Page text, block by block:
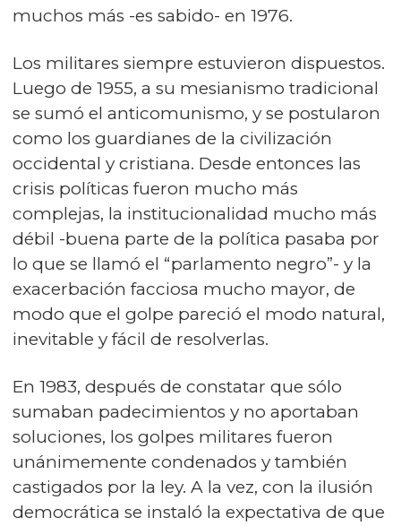
muchos más -es sabido- en 1976.
Los militares siempre estuvieron dispuestos.
Luego de 1955, a su mesianismo tradicional
se sumó el anticomunismo, y se postularon
como los guardianes de la civilización
occidental y cristiana. Desde entonces las
crisis políticas fueron mucho más
complejas, la institucionalidad mucho más
débil -buena parte de la política pasaba por
lo que se llamó el “parlamento negro”- y la
exacerbación facciosa mucho mayor, de
modo que el golpe pareció el modo natural,
inevitable y fácil de resolverlas.
En 1983, después de constatar que sólo
sumaban padecimientos y no aportaban
soluciones, los golpes militares fueron
unánimemente condenados y también
castigados por la ley. A la vez, con la ilusión
democrática se instaló la expectativa de que